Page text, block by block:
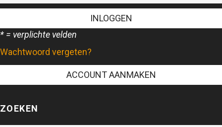
* = verplichte velden
Wachtwoord vergeten?
ZOEKEN